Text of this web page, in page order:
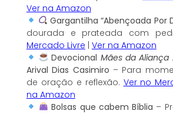
Ver na Amazon
Gargantilha “Abençoada Por
dourada e prateada com
Mercado Livre | Ver na Amazon
Devocional Mães da Aliança
Arival Dias Casimiro – Para
de oração e reflexão. Ver no
na Amazon
Bolsas que cabem Bíblia –